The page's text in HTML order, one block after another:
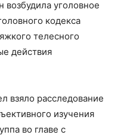
возбудила уголовное
кодекса
телесного
действия
взяло расследование
изучения
во главе с